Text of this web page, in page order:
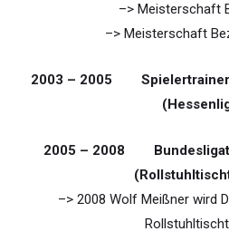
–> Meisterschaft
–> Meisterschaft
2003 – 2005 Spielertrainer
2005 – 2008
–> 2008 Wolf Meißner wird